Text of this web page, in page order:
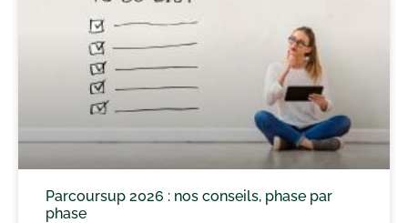
Parcoursup 2026 : nos conseils, phase par
phase